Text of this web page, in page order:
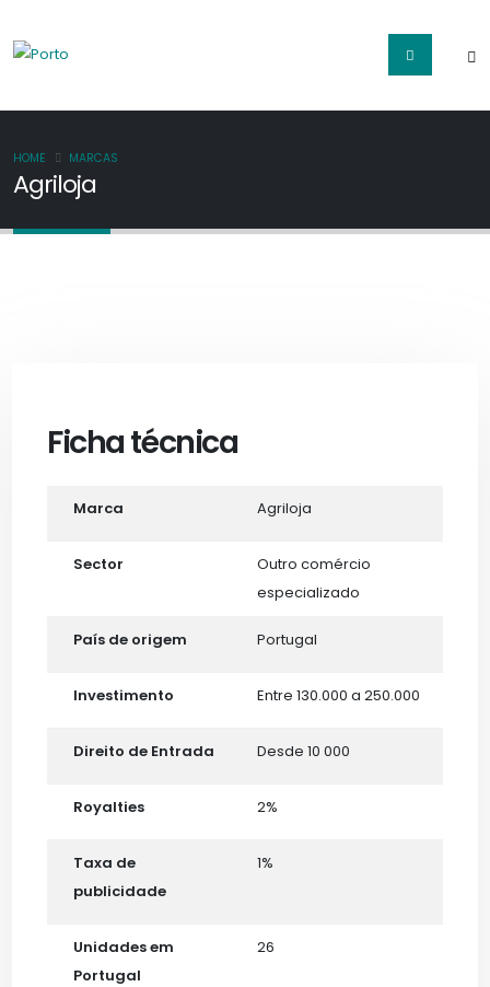
Agriloja
HOME MARCAS
Ficha técnica
Marca Agriloja
Sector
Outro comércio
especializado
País de origem Portugal
Investimento Entre 130.000 a 250.000
Direito de Entrada Desde 10 000
Royalties 2%
Taxa de
publicidade
1%
Unidades em
Portugal
26